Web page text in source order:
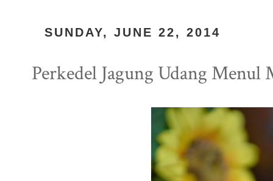
SUNDAY, JUNE 22, 2014
Perkedel Jagung Udang Menul